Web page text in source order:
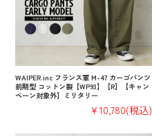
WAIPER.inc フランス軍 M-47 カーゴパンツ
前期型 コットン製【WP93】【R】【キャン
ペーン対象外】ミリタリー
¥10,780(税込)